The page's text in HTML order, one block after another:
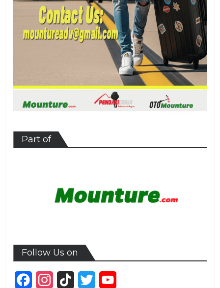
Part of
Follow Us on
FacebookInstagram
TikTok Twitter